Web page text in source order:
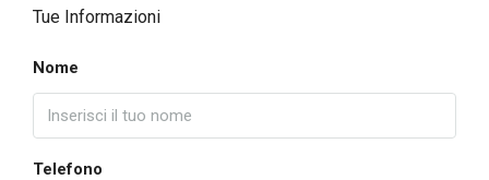
Tue Informazioni
Nome
Telefono